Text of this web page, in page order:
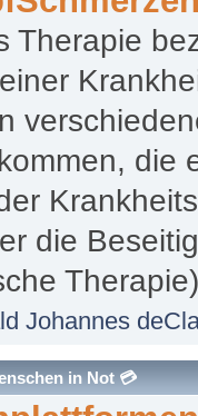
die
die
Johannes
in Not 💳